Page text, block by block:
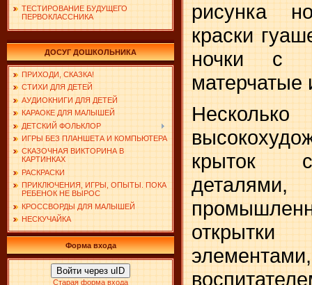
ТЕСТИРОВАНИЕ БУДУЩЕГО
ПЕРВОКЛАССНИКА
ДОСУГ ДОШКОЛЬНИКА
ПРИХОДИ, СКАЗКА!
СТИХИ ДЛЯ ДЕТЕЙ
АУДИОКНИГИ ДЛЯ ДЕТЕЙ
КАРАОКЕ ДЛЯ МАЛЫШЕЙ
ДЕТСКИЙ ФОЛЬКЛОР
ИГРЫ БЕЗ ПЛАНШЕТА И КОМПЬЮТЕРА
СКАЗОЧНАЯ ВИКТОРИНА В
КАРТИНКАХ
РАСКРАСКИ
ПРИКЛЮЧЕНИЯ, ИГРЫ, ОПЫТЫ. ПОКА
РЕБЕНОК НЕ ВЫРОС
КРОССВОРДЫ ДЛЯ МАЛЫШЕЙ
НЕСКУЧАЙКА
Форма входа
Войти через uID
Старая форма входа
рисунка
краски
ночки с
Несколько
крыток